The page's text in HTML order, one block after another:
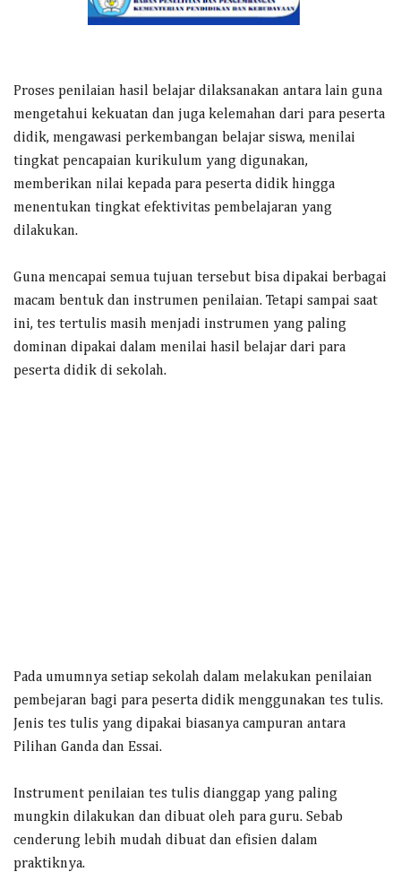
Proses penilaian hasil belajar dilaksanakan antara lain guna
mengetahui kekuatan dan juga kelemahan dari para peserta
didik, mengawasi perkembangan belajar siswa, menilai
tingkat pencapaian kurikulum yang digunakan,
memberikan nilai kepada para peserta didik hingga
menentukan tingkat efektivitas pembelajaran yang
dilakukan.
Guna mencapai semua tujuan tersebut bisa dipakai berbagai
macam bentuk dan instrumen penilaian. Tetapi sampai saat
ini, tes tertulis masih menjadi instrumen yang paling
dominan dipakai dalam menilai hasil belajar dari para
peserta didik di sekolah.
Pada umumnya setiap sekolah dalam melakukan penilaian
pembejaran bagi para peserta didik menggunakan tes tulis.
Jenis tes tulis yang dipakai biasanya campuran antara
Pilihan Ganda dan Essai.
Instrument penilaian tes tulis dianggap yang paling
mungkin dilakukan dan dibuat oleh para guru. Sebab
cenderung lebih mudah dibuat dan efisien dalam
praktiknya.